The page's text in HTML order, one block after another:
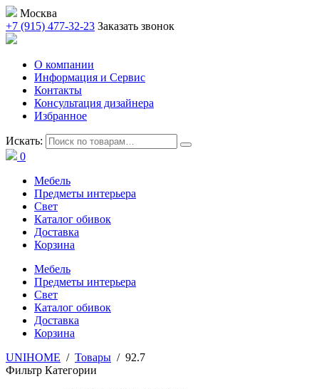
Москва
+7 (915) 477-32-23 Заказать звонок
О компании
Информация и Сервис
Контакты
Консультация дизайнера
Избранное
Искать:
0
Мебель
Предметы интерьера
Свет
Каталог обивок
Доставка
Корзина
Мебель
Предметы интерьера
Свет
Каталог обивок
Доставка
Корзина
UNIHOME / Товары / 92.7
Фильтр Категории